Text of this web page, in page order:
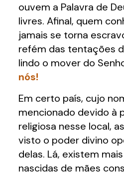
ouvem a Palavra de
livres. Afinal, quem
jamais se torna
refém das tentações
lindo o mover do
nós!
Em certo país, cujo
mencionado devido à
religiosa nesse local,
visto o poder divino
delas. Lá, existem
nascidas de mães